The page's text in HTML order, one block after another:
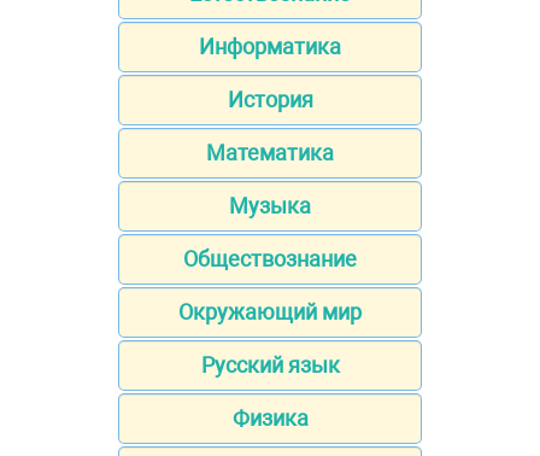
Информатика
История
Математика
Музыка
Обществознание
Окружающий мир
Русский язык
Физика